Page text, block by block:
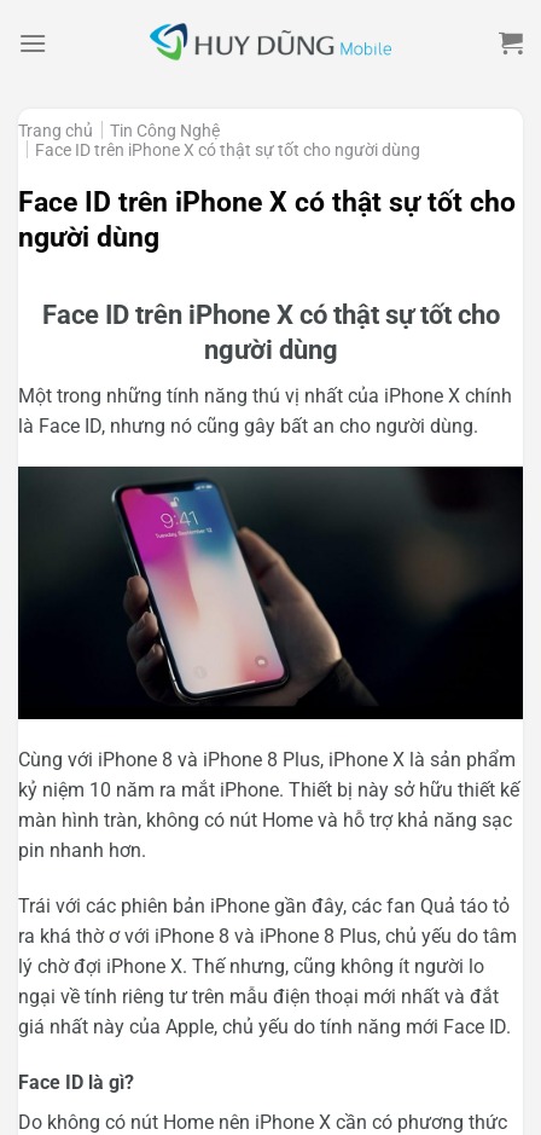
Trang chủ
Tin Công Nghệ
Face ID trên iPhone X có thật sự tốt cho người dùng
Face ID trên iPhone X có thật sự tốt cho
người dùng
Face ID trên iPhone X có thật sự tốt cho
người dùng
Một trong những tính năng thú vị nhất của iPhone X chính
là Face ID, nhưng nó cũng gây bất an cho người dùng.
Cùng với iPhone 8 và iPhone 8 Plus, iPhone X là sản phẩm
kỷ niệm 10 năm ra mắt iPhone. Thiết bị này sở hữu thiết kế
màn hình tràn, không có nút Home và hỗ trợ khả năng sạc
pin nhanh hơn.
Trái với các phiên bản iPhone gần đây, các fan Quả táo tỏ
ra khá thờ ơ với iPhone 8 và iPhone 8 Plus, chủ yếu do tâm
lý chờ đợi iPhone X. Thế nhưng, cũng không ít người lo
ngại về tính riêng tư trên mẫu điện thoại mới nhất và đắt
giá nhất này của Apple, chủ yếu do tính năng mới Face ID.
Face ID là gì?
Do không có nút Home nên iPhone X cần có phương thức